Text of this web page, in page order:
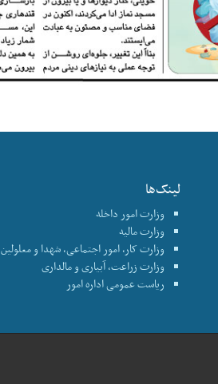
لینک‌ها
وزارت امور داخله
وزارت مالیه
وزارت کار، امور اجتماعی، شهدا و معلولین
وزارت زراعت، آبیاری و مالداری
ریاست عمومی اداره امور